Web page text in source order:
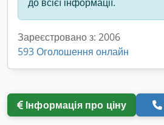
Зареєстровано з: 2006
593 Оголошення онлайн
Інформація про ціну